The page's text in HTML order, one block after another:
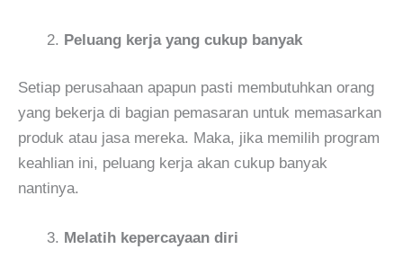
Peluang kerja yang cukup banyak
Setiap perusahaan apapun pasti membutuhkan orang
yang bekerja di bagian pemasaran untuk memasarkan
produk atau jasa mereka. Maka, jika memilih program
keahlian ini, peluang kerja akan cukup banyak
nantinya.
Melatih kepercayaan diri